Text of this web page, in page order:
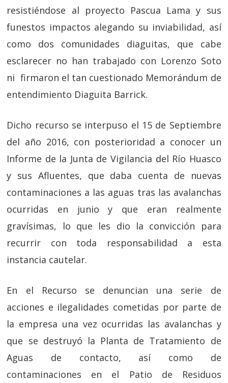
resistiéndose al proyecto Pascua Lama y sus
funestos impactos alegando su inviabilidad, así
como dos comunidades diaguitas, que cabe
esclarecer no han trabajado con Lorenzo Soto
ni firmaron el tan cuestionado Memorándum de
entendimiento Diaguita Barrick.
Dicho recurso se interpuso el 15 de Septiembre
del año 2016, con posterioridad a conocer un
Informe de la Junta de Vigilancia del Río Huasco
y sus Afluentes, que daba cuenta de nuevas
contaminaciones a las aguas tras las avalanchas
ocurridas en junio y que eran realmente
gravísimas, lo que les dio la convicción para
recurrir con toda responsabilidad a esta
instancia cautelar.
En el Recurso se denuncian una serie de
acciones e ilegalidades cometidas por parte de
la empresa una vez ocurridas las avalanchas y
que se destruyó la Planta de Tratamiento de
Aguas de contacto, así como de
contaminaciones en el Patio de Residuos